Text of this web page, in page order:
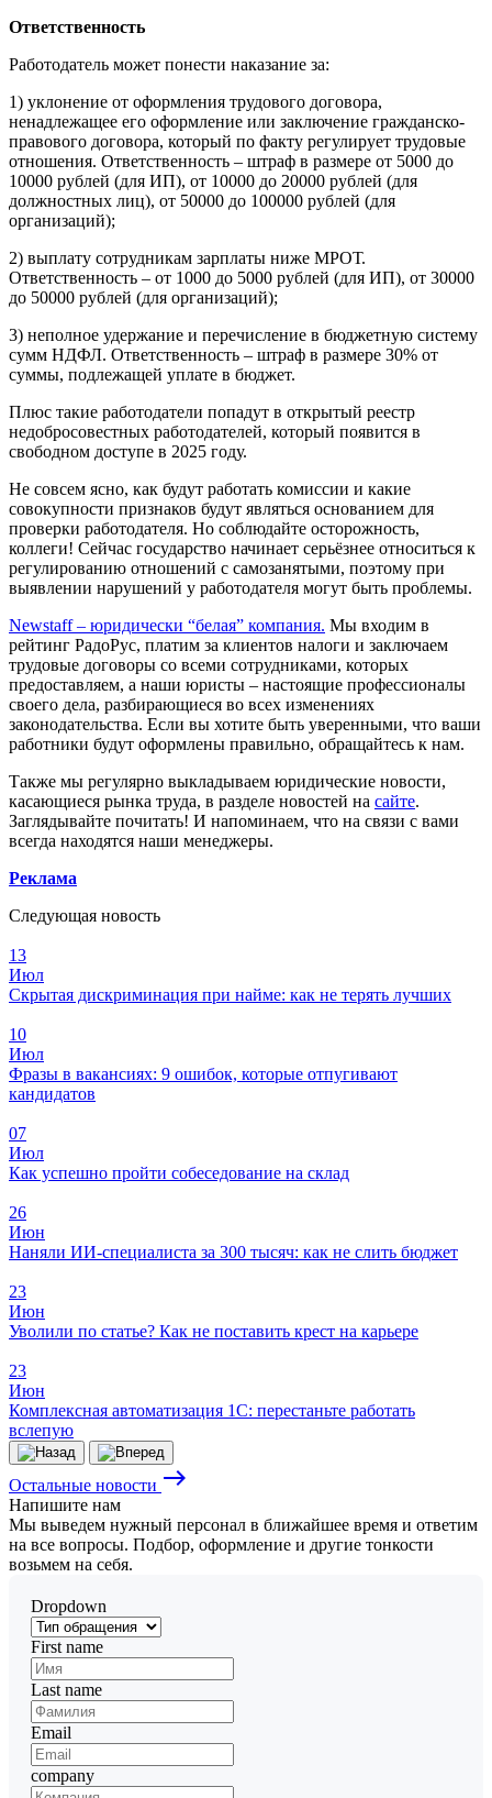
Ответственность
Работодатель может понести наказание за:
1) уклонение от оформления трудового договора,
ненадлежащее его оформление или заключение гражданско-
правового договора, который по факту регулирует трудовые
отношения. Ответственность – штраф в размере от 5000 до
10000 рублей (для ИП), от 10000 до 20000 рублей (для
должностных лиц), от 50000 до 100000 рублей (для
организаций);
2) выплату сотрудникам зарплаты ниже МРОТ.
Ответственность – от 1000 до 5000 рублей (для ИП), от 30000
до 50000 рублей (для организаций);
3) неполное удержание и перечисление в бюджетную систему
сумм НДФЛ. Ответственность – штраф в размере 30% от
суммы, подлежащей уплате в бюджет.
Плюс такие работодатели попадут в открытый реестр
недобросовестных работодателей, который появится в
свободном доступе в 2025 году.
Не совсем ясно, как будут работать комиссии и какие
совокупности признаков будут являться основанием для
проверки работодателя. Но соблюдайте осторожность,
коллеги! Сейчас государство начинает серьёзнее относиться к
регулированию отношений с самозанятыми, поэтому при
выявлении нарушений у работодателя могут быть проблемы.
Newstaff – юридически “белая” компания. Мы входим в
рейтинг РадоРус, платим за клиентов налоги и заключаем
трудовые договоры со всеми сотрудниками, которых
предоставляем, а наши юристы – настоящие профессионалы
своего дела, разбирающиеся во всех изменениях
законодательства. Если вы хотите быть уверенными, что ваши
работники будут оформлены правильно, обращайтесь к нам.
Также мы регулярно выкладываем юридические новости,
касающиеся рынка труда, в разделе новостей на сайте.
Заглядывайте почитать! И напоминаем, что на связи с вами
всегда находятся наши менеджеры.
Реклама
Следующая новость
13
Июл
Скрытая дискриминация при найме: как не терять лучших
10
Июл
Фразы в вакансиях: 9 ошибок, которые отпугивают
кандидатов
07
Июл
Как успешно пройти собеседование на склад
26
Июн
Наняли ИИ-специалиста за 300 тысяч: как не слить бюджет
23
Июн
Уволили по статье? Как не поставить крест на карьере
23
Июн
Комплексная автоматизация 1С: перестаньте работать
вслепую
Остальные новости east
Напишите нам
Мы выведем нужный персонал в ближайшее время и ответим
на все вопросы. Подбор, оформление и другие тонкости
возьмем на себя.
Dropdown
First name
Last name
Email
company